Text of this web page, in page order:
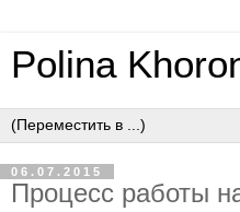
Polina
06.07.2015
Процесс работы